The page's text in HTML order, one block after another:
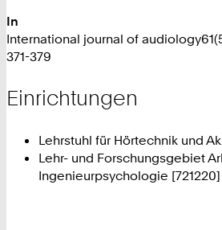
In
International journal of
371-379
Einrichtungen
Lehrstuhl für Hörtechnik und
Lehr- und Forschungsgebiet
Ingenieurpsychologie [721220]